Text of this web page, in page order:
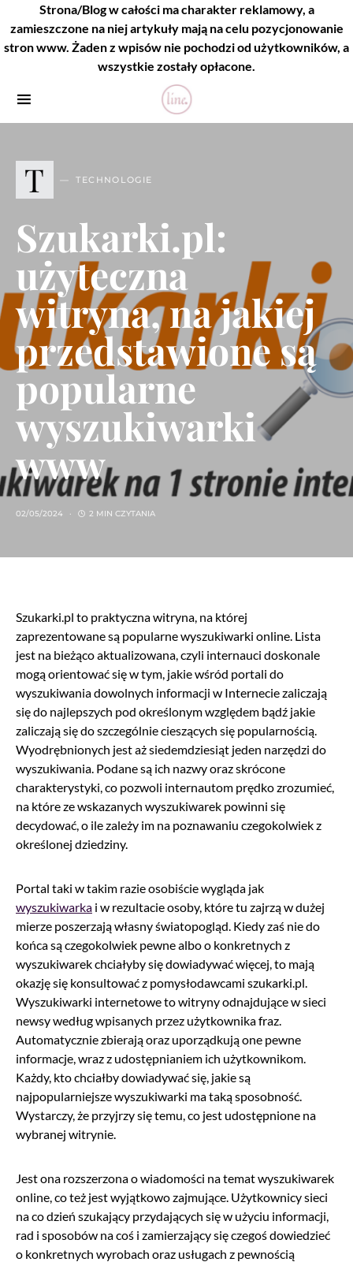
Strona/Blog w całości ma charakter reklamowy, a
zamieszczone na niej artykuły mają na celu pozycjonowanie
stron www. Żaden z wpisów nie pochodzi od użytkowników, a
wszystkie zostały opłacone.
T TECHNOLOGIE
Szukarki.pl:
użyteczna
witryna, na jakiej
przedstawione są
popularne
wyszukiwarki
www
02/05/2024 2 MIN CZYTANIA
Szukarki.pl to praktyczna witryna, na której
zaprezentowane są popularne wyszukiwarki online. Lista
jest na bieżąco aktualizowana, czyli internauci doskonale
mogą orientować się w tym, jakie wśród portali do
wyszukiwania dowolnych informacji w Internecie zaliczają
się do najlepszych pod określonym względem bądź jakie
zaliczają się do szczególnie cieszących się popularnością.
Wyodrębnionych jest aż siedemdziesiąt jeden narzędzi do
wyszukiwania. Podane są ich nazwy oraz skrócone
charakterystyki, co pozwoli internautom prędko zrozumieć,
na które ze wskazanych wyszukiwarek powinni się
decydować, o ile zależy im na poznawaniu czegokolwiek z
określonej dziedziny.
Portal taki w takim razie osobiście wygląda jak
wyszukiwarka i w rezultacie osoby, które tu zajrzą w dużej
mierze poszerzają własny światopogląd. Kiedy zaś nie do
końca są czegokolwiek pewne albo o konkretnych z
wyszukiwarek chciałyby się dowiadywać więcej, to mają
okazję się konsultować z pomysłodawcami szukarki.pl.
Wyszukiwarki internetowe to witryny odnajdujące w sieci
newsy według wpisanych przez użytkownika fraz.
Automatycznie zbierają oraz uporządkują one pewne
informacje, wraz z udostępnianiem ich użytkownikom.
Każdy, kto chciałby dowiadywać się, jakie są
najpopularniejsze wyszukiwarki ma taką sposobność.
Wystarczy, że przyjrzy się temu, co jest udostępnione na
wybranej witrynie.
Jest ona rozszerzona o wiadomości na temat wyszukiwarek
online, co też jest wyjątkowo zajmujące. Użytkownicy sieci
na co dzień szukający przydających się w użyciu informacji,
rad i sposobów na coś i zamierzający się czegoś dowiedzieć
o konkretnych wyrobach oraz usługach z pewnością